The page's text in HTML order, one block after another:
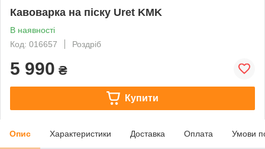
Кавоварка на піску Uret KMK
В наявності
Код: 016657
Роздріб
5 990 ₴
Купити
Опис Характеристики Доставка Оплата Умови